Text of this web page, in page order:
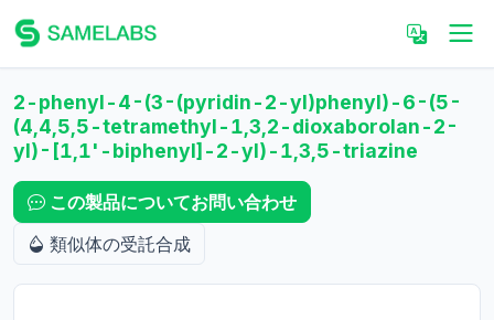
2-phenyl-4-(3-(pyridin-2-yl)phenyl)-6-(5-
(4,4,5,5-tetramethyl-1,3,2-dioxaborolan-2-
yl)-[1,1'-biphenyl]-2-yl)-1,3,5-triazine
この製品についてお問い合わせ
類似体の受託合成